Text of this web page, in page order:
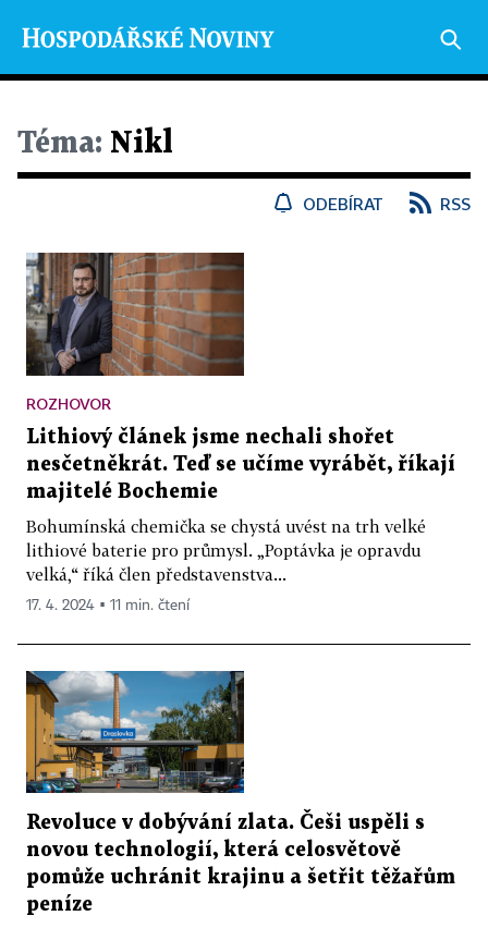
Téma: Nikl
ODEBÍRAT RSS
ROZHOVOR
Lithiový článek jsme nechali shořet
nesčetněkrát. Teď se učíme vyrábět, říkají
majitelé Bochemie
Bohumínská chemička se chystá uvést na trh velké
lithiové baterie pro průmysl. „Poptávka je opravdu
velká,“ říká člen představenstva...
17. 4. 2024 ▪ 11 min. čtení
Revoluce v dobývání zlata. Češi uspěli s
novou technologií, která celosvětově
pomůže uchránit krajinu a šetřit těžařům
peníze